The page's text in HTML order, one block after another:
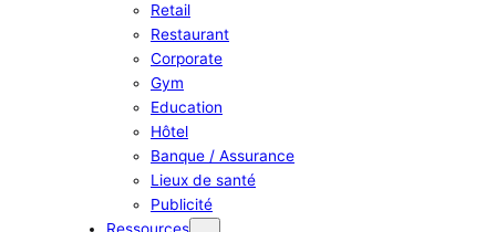
Retail
Restaurant
Corporate
Gym
Education
Hôtel
Banque / Assurance
Lieux de santé
Publicité